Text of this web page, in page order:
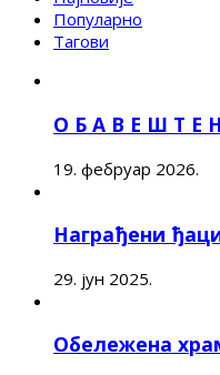
Популарно
Тагови
О Б А В Е Ш Т Е
19. фебруар 2026.
Награђени
29. јун 2025.
Обележена